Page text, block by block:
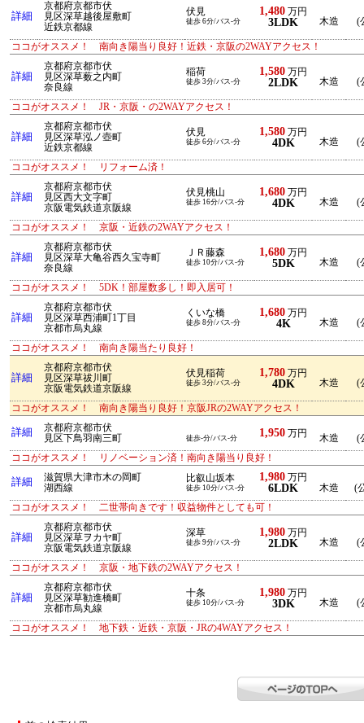
詳細
京都府京都市伏
見区深草越後屋敷町
近鉄京都線
伏見
徒歩 6分/バス-分
1,480 万円
3LDK 木造 (
ココがオススメ！ 南向き陽当り良好！近鉄・京阪の2WAYアクセス！
詳細
京都府京都市伏
見区深草薮之内町
奈良線
稲荷
徒歩 3分/バス-分
1,580 万円
2LDK 木造 (
ココがオススメ！ JR・京阪・の2WAYアクセス！
詳細
京都府京都市伏
見区深草泓ノ壺町
近鉄京都線
伏見
徒歩 6分/バス-分
1,580 万円
4DK 木造 (
ココがオススメ！ リフォーム済！
詳細
京都府京都市伏
見区西大文字町
京阪電気鉄道京阪線
伏見桃山
徒歩 16分/バス-分
1,680 万円
4DK 木造
(
ココがオススメ！ 京阪・近鉄の2WAYアクセス！
詳細
京都府京都市伏
見区深草大亀谷西久宝寺町
奈良線
ＪＲ藤森
徒歩 10分/バス-分
1,680 万円
5DK 木造 (
ココがオススメ！ 5DK！部屋数多し！即入居可！
詳細
京都府京都市伏
見区深草西浦町1丁目
京都市烏丸線
くいな橋
徒歩 8分/バス-分
1,680 万円
4K 木造 (
ココがオススメ！ 南向き陽当たり良好！
詳細
京都府京都市伏
見区深草祓川町
京阪電気鉄道京阪線
伏見稲荷
徒歩 3分/バス-分
1,780 万円
4DK 木造 (
ココがオススメ！ 南向き陽当り良好！京阪JRの2WAYアクセス！
詳細
京都府京都市伏
見区下鳥羽南三町
徒歩-分/バス-分 1,950 万円 木造
(
ココがオススメ！ リノベーション済！南向き陽当り良好！
詳細
滋賀県大津市木の岡町
湖西線
比叡山坂本
徒歩 10分/バス-分
1,980 万円
6LDK 木造
(
ココがオススメ！ 二世帯向きです！収益物件としても可！
詳細
京都府京都市伏
見区深草ヲカヤ町
京阪電気鉄道京阪線
深草
徒歩 9分/バス-分
1,980 万円
2LDK 木造 (
ココがオススメ！ 京阪・地下鉄の2WAYアクセス！
詳細
京都府京都市伏
見区深草勧進橋町
京都市烏丸線
十条
徒歩 10分/バス-分
1,980 万円
3DK 木造 (
ココがオススメ！ 地下鉄・近鉄・京阪・JRの4WAYアクセス！